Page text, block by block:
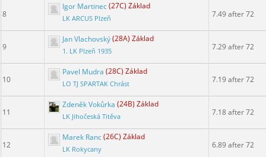
8
Igor Martinec(27C) Základ
LK ARCUS Plzeň 7.49 after 72
9
Jan Vlachovský(28A) Základ
1. LK Plzeň 1935 7.29 after 72
10
Pavel Mudra (28C) Základ
LO TJ SPARTAK Chrást 7.19 after 72
11
Zdeněk Vokůrka (24B) Základ
LK Jihočeská Titěva 7.18 after 72
12
Marek Ranc(26C) Základ
LK Rokycany 6.89 after 72